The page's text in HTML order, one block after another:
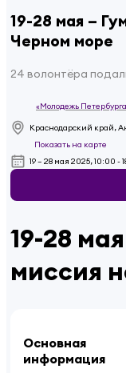
19-28 мая –
Черном море
24 волонтёра
«Молодежь
Краснодарский край,
Показать на карте
19 – 28 мая 2025, 10:00 -
19-28
миссия
Основная
информация